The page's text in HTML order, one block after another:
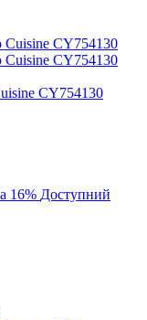
CY754130
16% Доступний